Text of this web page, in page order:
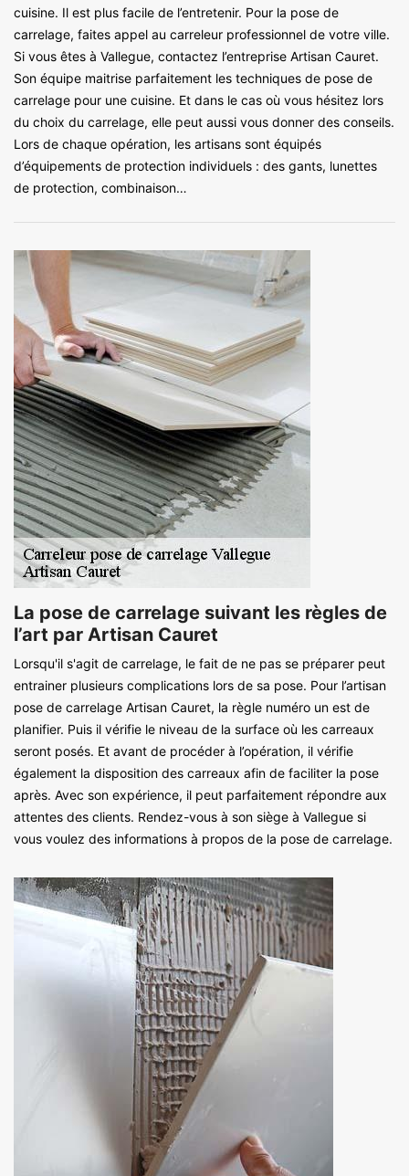
cuisine. Il est plus facile de l’entretenir. Pour la pose de
carrelage, faites appel au carreleur professionnel de votre ville.
Si vous êtes à Vallegue, contactez l’entreprise Artisan Cauret.
Son équipe maitrise parfaitement les techniques de pose de
carrelage pour une cuisine. Et dans le cas où vous hésitez lors
du choix du carrelage, elle peut aussi vous donner des conseils.
Lors de chaque opération, les artisans sont équipés
d’équipements de protection individuels : des gants, lunettes
de protection, combinaison…
La pose de carrelage suivant les règles de
l’art par Artisan Cauret
Lorsqu'il s'agit de carrelage, le fait de ne pas se préparer peut
entrainer plusieurs complications lors de sa pose. Pour l’artisan
pose de carrelage Artisan Cauret, la règle numéro un est de
planifier. Puis il vérifie le niveau de la surface où les carreaux
seront posés. Et avant de procéder à l’opération, il vérifie
également la disposition des carreaux afin de faciliter la pose
après. Avec son expérience, il peut parfaitement répondre aux
attentes des clients. Rendez-vous à son siège à Vallegue si
vous voulez des informations à propos de la pose de carrelage.